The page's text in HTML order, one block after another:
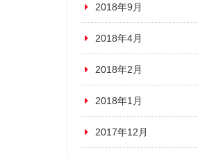
2018年9月
2018年4月
2018年2月
2018年1月
2017年12月